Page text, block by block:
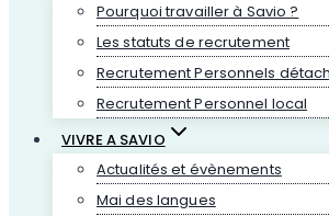
Pourquoi travailler à Savio ?
Les statuts de recrutement
Recrutement Personnels
Recrutement Personnel local
VIVRE A SAVIO
Actualités et évènements
Mai des langues